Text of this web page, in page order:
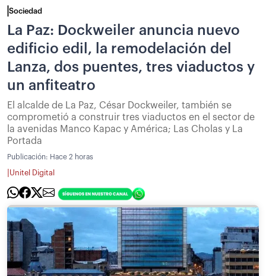
Sociedad
La Paz: Dockweiler anuncia nuevo
edificio edil, la remodelación del
Lanza, dos puentes, tres viaductos y
un anfiteatro
El alcalde de La Paz, César Dockweiler, también se
comprometió a construir tres viaductos en el sector de
la avenidas Manco Kapac y América; Las Cholas y La
Portada
Publicación: Hace 2 horas
Unitel Digital